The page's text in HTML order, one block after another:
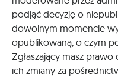
podjąć decyzję o
dowolnym momencie
opublikowaną, o czym
Zgłaszający masz
ich zmiany za